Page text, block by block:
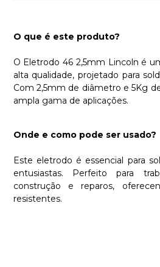
O que é este produto?
O Eletrodo 46 2,5mm Lincoln é
alta qualidade, projetado para
Com 2,5mm de diâmetro e 5Kg
ampla gama de aplicações.
Onde e como pode ser usado?
Este eletrodo é essencial para
entusiastas. Perfeito para
construção e reparos,
resistentes.